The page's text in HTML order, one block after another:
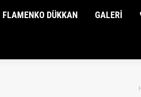
FLAMENKO DÜKKAN GALERİ
FLAMENKO DÜKKAN GALERİ